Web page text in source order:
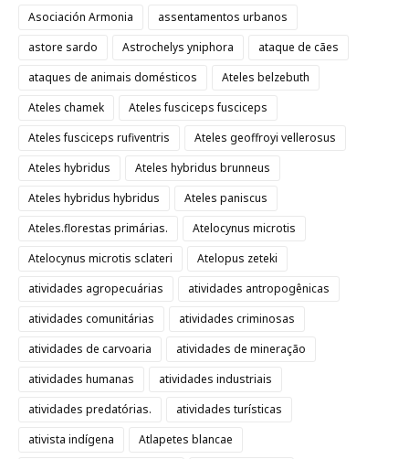
Asociación Armonia
assentamentos urbanos
astore sardo
Astrochelys yniphora
ataque de cães
ataques de animais domésticos
Ateles belzebuth
Ateles chamek
Ateles fusciceps fusciceps
Ateles fusciceps rufiventris
Ateles geoffroyi vellerosus
Ateles hybridus
Ateles hybridus brunneus
Ateles hybridus hybridus
Ateles paniscus
Ateles.florestas primárias.
Atelocynus microtis
Atelocynus microtis sclateri
Atelopus zeteki
atividades agropecuárias
atividades antropogênicas
atividades comunitárias
atividades criminosas
atividades de carvoaria
atividades de mineração
atividades humanas
atividades industriais
atividades predatórias.
atividades turísticas
ativista indígena
Atlapetes blancae